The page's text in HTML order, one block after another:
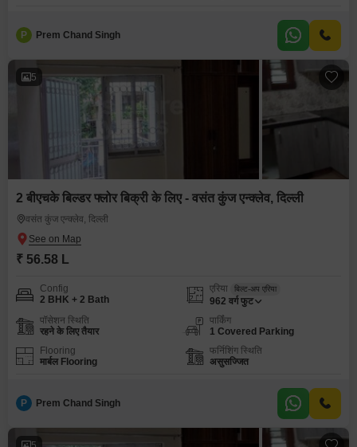
P Prem Chand Singh
5
2 बीएचके बिल्डर फ्लोर बिक्री के लिए - वसंत कुंज एन्क्लेव, दिल्ली
वसंत कुंज एन्क्लेव, दिल्ली
₹ 56.58 L
Config
2 BHK + 2 Bath
एरिया बिल्ट-अप एरिया
962 वर्ग फुट
पॉसेशन स्थिति
रहने के लिए तैयार
पार्किंग
1 Covered Parking
Flooring
मार्बल Flooring
फर्निशिंग स्थिति
असुसज्जित
P Prem Chand Singh